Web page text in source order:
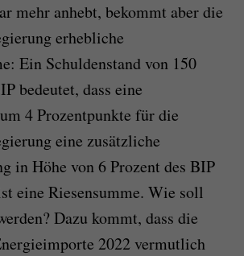
mehr anhebt, bekommt aber die
erhebliche
Ein Schuldenstand von 150
bedeutet, dass eine
4 Prozentpunkte für die
eine zusätzliche
in Höhe von 6 Prozent des BIP
eine Riesensumme. Wie soll
Dazu kommt, dass die
2022 vermutlich